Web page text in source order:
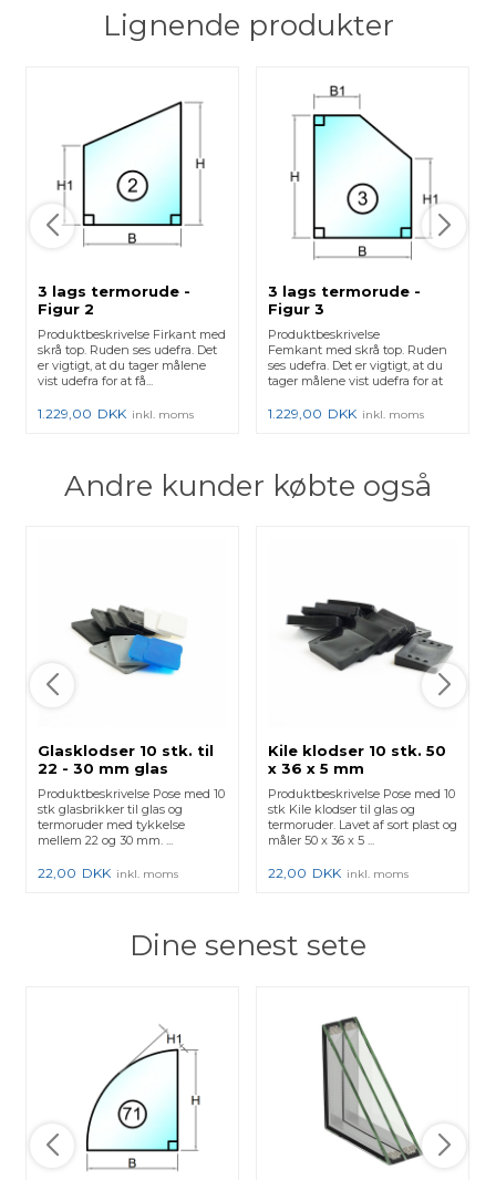
Lignende produkter
3 lags termorude -
Figur 2
Produktbeskrivelse Firkant med
skrå top. Ruden ses udefra. Det
er vigtigt, at du tager målene
vist udefra for at få...
1.229,00 DKK inkl. moms
3 lags termorude -
Figur 3
Produktbeskrivelse
Femkant med skrå top. Ruden
ses udefra. Det er vigtigt, at du
tager målene vist udefra for at
1.229,00 DKK inkl. moms
Andre kunder købte også
Glasklodser 10 stk. til
22 - 30 mm glas
Produktbeskrivelse Pose med 10
stk glasbrikker til glas og
termoruder med tykkelse
mellem 22 og 30 mm. ...
22,00 DKK inkl. moms
Kile klodser 10 stk. 50
x 36 x 5 mm
Produktbeskrivelse Pose med 10
stk Kile klodser til glas og
termoruder. Lavet af sort plast og
måler 50 x 36 x 5 ...
22,00 DKK inkl. moms
Dine senest sete